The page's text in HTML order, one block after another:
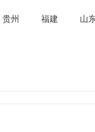
贵州 福建 山